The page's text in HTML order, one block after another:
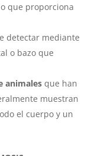
que proporciona
detectar mediante
o bazo que
animalesque han
muestran
el cuerpo y un